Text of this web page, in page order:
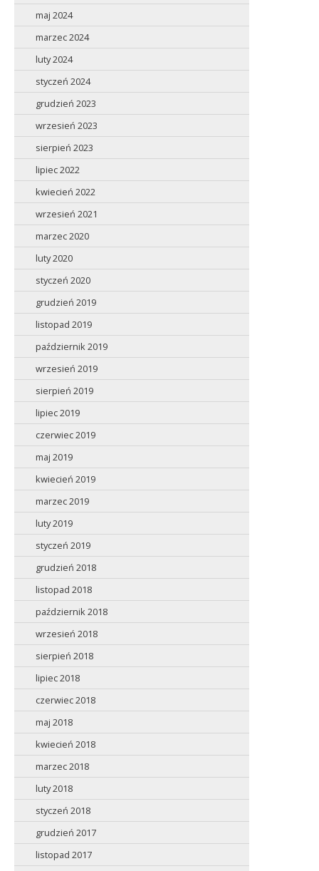
maj 2024
marzec 2024
luty 2024
styczeń 2024
grudzień 2023
wrzesień 2023
sierpień 2023
lipiec 2022
kwiecień 2022
wrzesień 2021
marzec 2020
luty 2020
styczeń 2020
grudzień 2019
listopad 2019
październik 2019
wrzesień 2019
sierpień 2019
lipiec 2019
czerwiec 2019
maj 2019
kwiecień 2019
marzec 2019
luty 2019
styczeń 2019
grudzień 2018
listopad 2018
październik 2018
wrzesień 2018
sierpień 2018
lipiec 2018
czerwiec 2018
maj 2018
kwiecień 2018
marzec 2018
luty 2018
styczeń 2018
grudzień 2017
listopad 2017